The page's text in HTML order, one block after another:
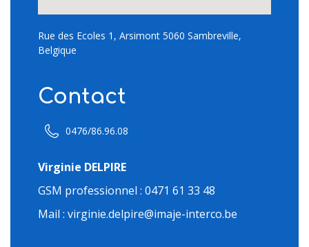
Rue des Ecoles 1, Arsimont 5060 Sambreville,
Belgique
Contact
0476/86.96.08
Virginie DELPIRE
GSM professionnel : 0471 61 33 48
Mail : virginie.delpire@imaje-interco.be